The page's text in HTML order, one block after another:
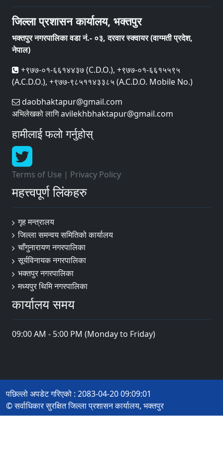
जिल्ला प्रशासन कार्यालय, भक्तपुर
भक्तपुर नगरपालिका वडा नं.- ०३, दरवार स्क्वायर (वाग्मती प्रदेश,
नेपाल)
+९७७-०१-६६१४४३७ (C.D.O.), +९७७-०१-६६१५५९५
(A.C.D.O.), +९७७-९८५११४३३८५ (A.C.D.O. Mobile No.)
daobhaktapur@gmail.com
अभिलेखको लागि avilekhbhaktapur@gmail.com
हामीलाई फलो गर्नुहोस्
Terms of Use | Privacy Policy
महत्त्वपूर्ण लिंकहरु
गृह मन्त्रालय
जिल्ला समन्वय समितिको कार्यालय
चाँगुनारायण नगरपालिका
सूर्यविनायक नगरपालिका
भक्तपुर नगरपालिका
मध्यपुर थिमि नगरपालिका
कार्यालय समय
09:00 AM - 5:00 PM (Monday to Friday)
पछिल्लो अपडेट गरिएको : 2083-04-20 09:09:01
© सर्वाधिकार सुरक्षित जिल्ला प्रशासन कार्यालय, भक्तपुर